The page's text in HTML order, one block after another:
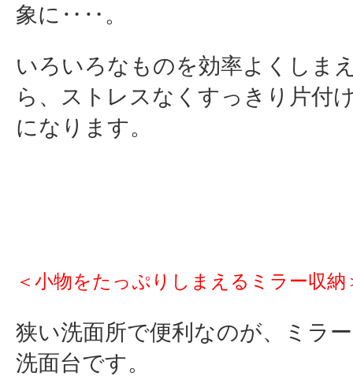
象に‥‥。
いろいろなものを効率よくしま
ら、ストレスなくすっきり片付
になります。
＜小物をたっぷりしまえるミラー収納
狭い洗面所で便利なのが、ミラ
洗面台です。